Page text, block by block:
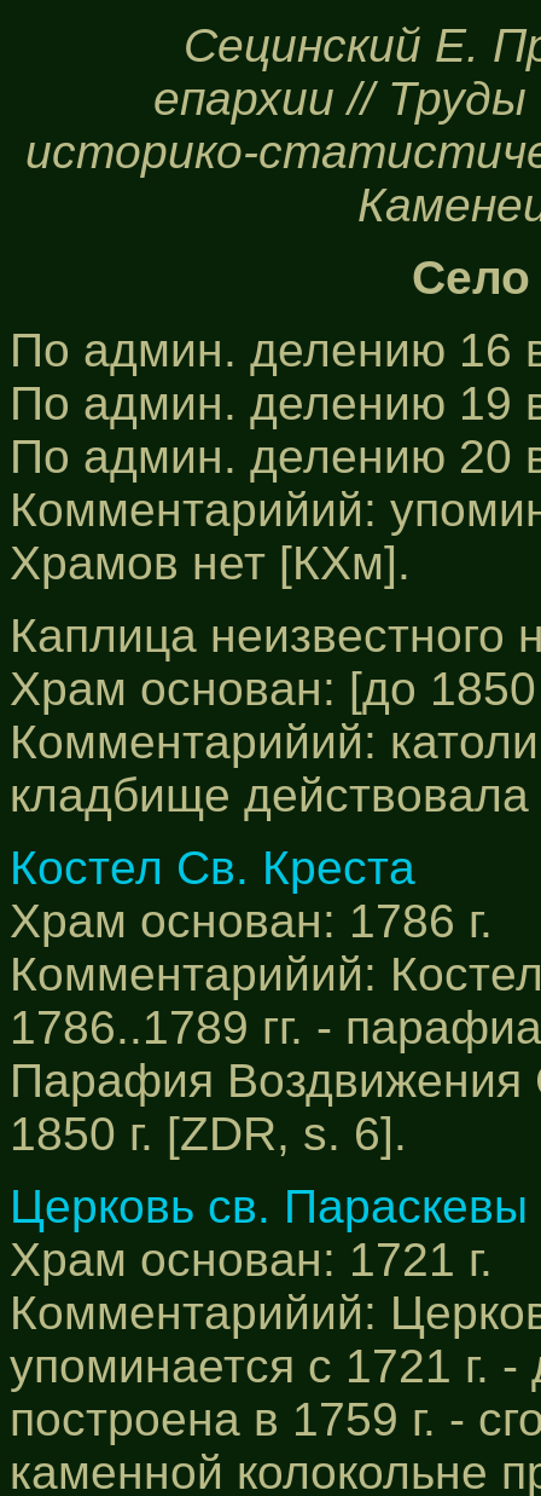
Сецинский Е.
епархии // Труды
историко-
Село
По админ. делению 16
По админ. делению 19
По админ. делению 20
Комментарийий:
Храмов нет [КХм].
Каплица неизвестного
Храм основан: [до 1850
Комментарийий:
кладбище действовала
Костел Св. Креста
Храм основан: 1786 г.
Комментарийий:
1786..1789 гг. -
Парафия Воздвижения
1850 г. [ZDR, s. 6].
Церковь св. Параскевы
Храм основан: 1721 г.
Комментарийий:
упоминается с 1721 г.
построена в 1759 г. -
каменной колокольне